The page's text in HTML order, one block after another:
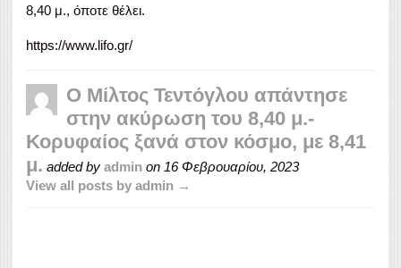
8,40 μ., όποτε θέλει.
https://www.lifo.gr/
Ο Μίλτος Τεντόγλου απάντησε
στην ακύρωση του 8,40 μ.-
Κορυφαίος ξανά στον κόσμο, με 8,41
μ. added by admin on 16 Φεβρουαρίου, 2023
View all posts by admin →